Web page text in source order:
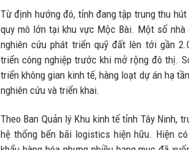
Từ định hướng đó, tỉnh đang tập trung thu
quy mô lớn tại khu vực Mộc Bài. Một số
nghiên cứu phát triển quỹ đất lên tới gần
triển công nghiệp trước khi mở rộng đô thị.
triển không gian kinh tế, hàng loạt dự án hạ
nghiên cứu và triển khai.
Theo Ban Quản lý Khu kinh tế tỉnh Tây Ninh,
hệ thống bến bãi logistics hiện hữu. Hiện